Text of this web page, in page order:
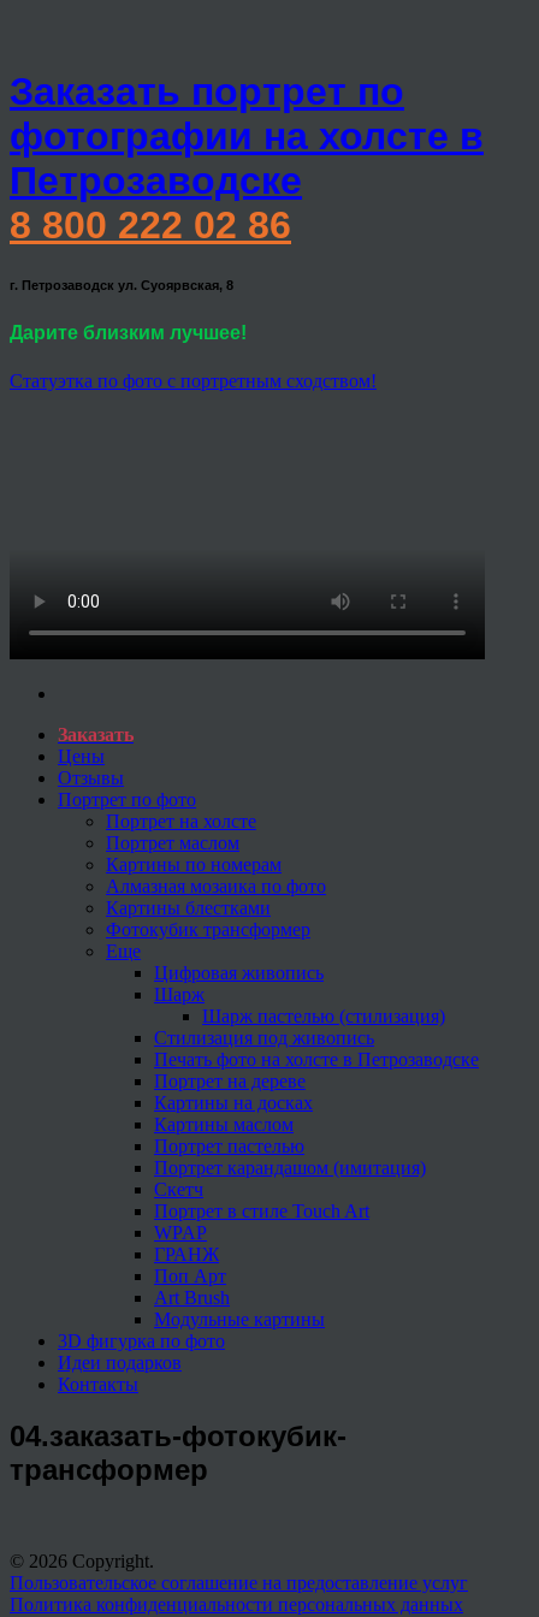
Заказать портрет по
фотографии на холсте в
Петрозаводске
8 800 222 02 86
г. Петрозаводск ул. Суоярвская, 8
Дарите близким лучшее!
Статуэтка по фото с портретным сходством!
Заказать
Цены
Отзывы
Портрет по фото
Портрет на холсте
Портрет маслом
Картины по номерам
Алмазная мозаика по фото
Картины блестками
Фотокубик трансформер
Еще
Цифровая живопись
Шарж
Шарж пастелью (стилизация)
Стилизация под живопись
Печать фото на холсте в Петрозаводске
Портрет на дереве
Картины на досках
Картины маслом
Портрет пастелью
Портрет карандашом (имитация)
Скетч
Портрет в стиле Touch Art
WPAP
ГРАНЖ
Поп Арт
Art Brush
Модульные картины
3D фигурка по фото
Идеи подарков
Контакты
04.заказать-фотокубик-
трансформер
© 2026 Copyright.
Пользовательское соглашение на предоставление услуг
Политика конфиденциальности персональных данных